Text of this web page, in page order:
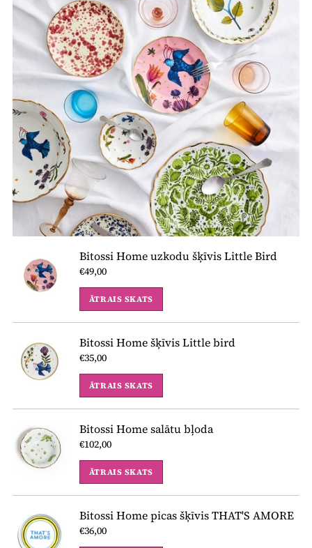
Bitossi Home uzkodu šķīvis Little Bird
€49,00
ĀTRAIS SKATS
Bitossi Home šķīvis Little bird
€35,00
ĀTRAIS SKATS
Bitossi Home salātu bļoda
€102,00
ĀTRAIS SKATS
Bitossi Home picas šķīvis THAT'S AMORE
€36,00